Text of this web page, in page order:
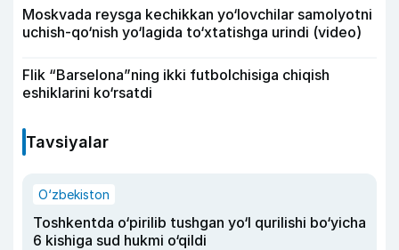
Moskvada reysga kechikkan yo‘lovchilar samolyotni
uchish-qo‘nish yo‘lagida to‘xtatishga urindi (video)
Flik “Barselona”ning ikki futbolchisiga chiqish
eshiklarini ko‘rsatdi
Tavsiyalar
O‘zbekiston
Toshkentda o‘pirilib tushgan yo‘l qurilishi bo‘yicha
6 kishiga sud hukmi o‘qildi